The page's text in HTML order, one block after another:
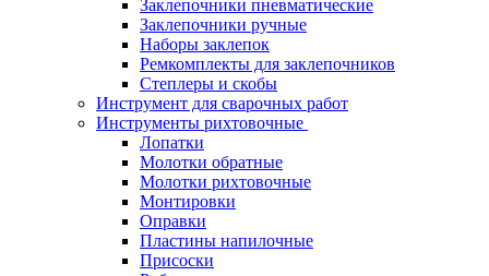
Заклепочники пневматические
Заклепочники ручные
Наборы заклепок
Ремкомплекты для заклепочников
Степлеры и скобы
Инструмент для сварочных работ
Инструменты рихтовочные
Лопатки
Молотки обратные
Молотки рихтовочные
Монтировки
Оправки
Пластины напилочные
Присоски